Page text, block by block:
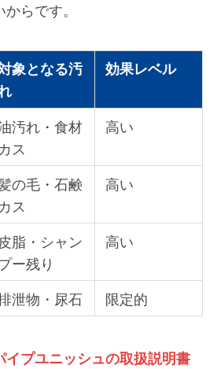
らです。
象となる汚
効果レベル
汚れ・食材
カス
高い
の毛・石鹸
カス
高い
皮脂・シャン
ー残り
高い
泄物・尿石 限定的
イプユニッシュの取扱説明書